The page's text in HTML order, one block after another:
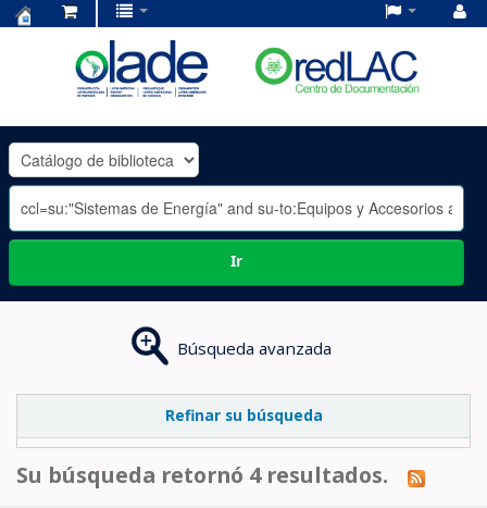
OLADE
-
Ir
Búsqueda avanzada
Refinar su búsqueda
Su búsqueda retornó 4 resultados.